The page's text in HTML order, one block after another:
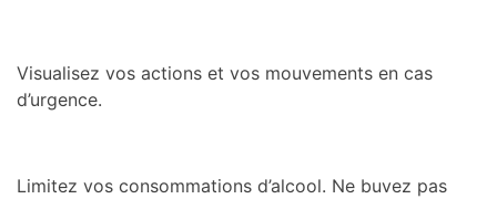
Visualisez vos actions et vos mouvements en cas
d’urgence.
Limitez vos consommations d’alcool. Ne buvez pas